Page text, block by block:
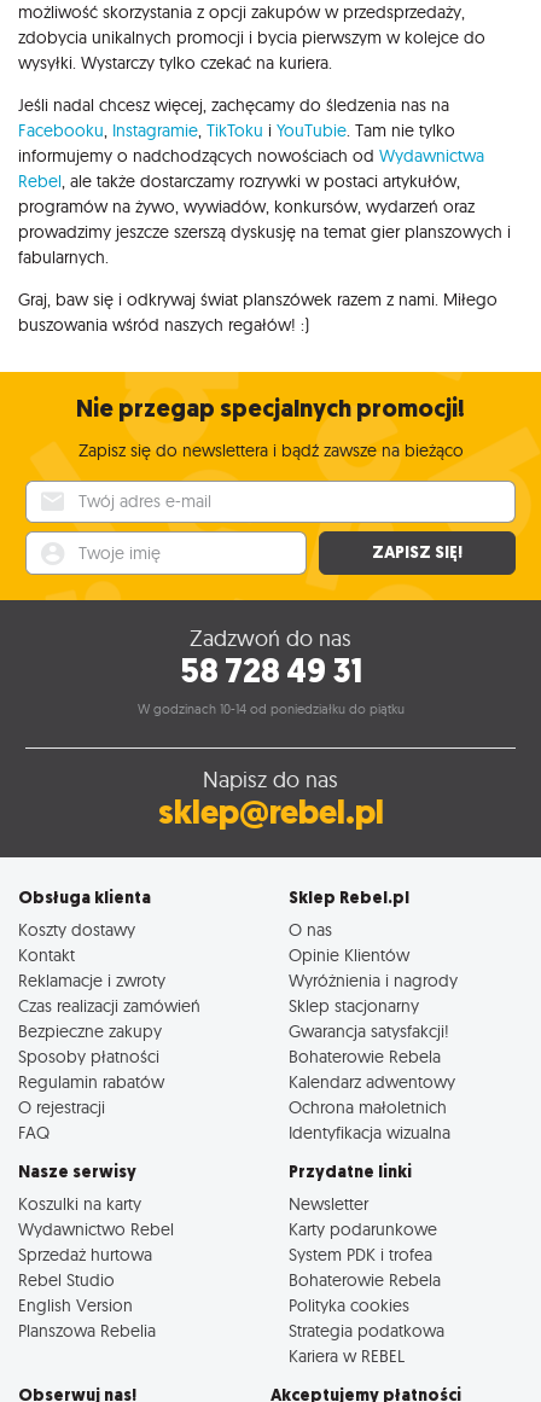
możliwość skorzystania z opcji zakupów w przedsprzedaży,
zdobycia unikalnych promocji i bycia pierwszym w kolejce do
wysyłki. Wystarczy tylko czekać na kuriera.
Jeśli nadal chcesz więcej, zachęcamy do śledzenia nas na
Facebooku, Instagramie, TikToku i YouTubie. Tam nie tylko
informujemy o nadchodzących nowościach od Wydawnictwa
Rebel, ale także dostarczamy rozrywki w postaci artykułów,
programów na żywo, wywiadów, konkursów, wydarzeń oraz
prowadzimy jeszcze szerszą dyskusję na temat gier planszowych i
fabularnych.
Graj, baw się i odkrywaj świat planszówek razem z nami. Miłego
buszowania wśród naszych regałów! :)
Nie przegap specjalnych promocji!
Zapisz się do newslettera i bądź zawsze na bieżąco
ZAPISZ SIĘ!
Zadzwoń do nas
58 728 49 31
W godzinach 10-14 od poniedziałku do piątku
Napisz do nas
sklep@rebel.pl
Obsługa klienta
Koszty dostawy
Kontakt
Reklamacje i zwroty
Czas realizacji zamówień
Bezpieczne zakupy
Sposoby płatności
Regulamin rabatów
O rejestracji
FAQ
Sklep Rebel.pl
O nas
Opinie Klientów
Wyróżnienia i nagrody
Sklep stacjonarny
Gwarancja satysfakcji!
Bohaterowie Rebela
Kalendarz adwentowy
Ochrona małoletnich
Identyfikacja wizualna
Nasze serwisy
Koszulki na karty
Wydawnictwo Rebel
Sprzedaż hurtowa
Rebel Studio
English Version
Planszowa Rebelia
Przydatne linki
Newsletter
Karty podarunkowe
System PDK i trofea
Bohaterowie Rebela
Polityka cookies
Strategia podatkowa
Kariera w REBEL
Obserwuj nas! Akceptujemy płatności